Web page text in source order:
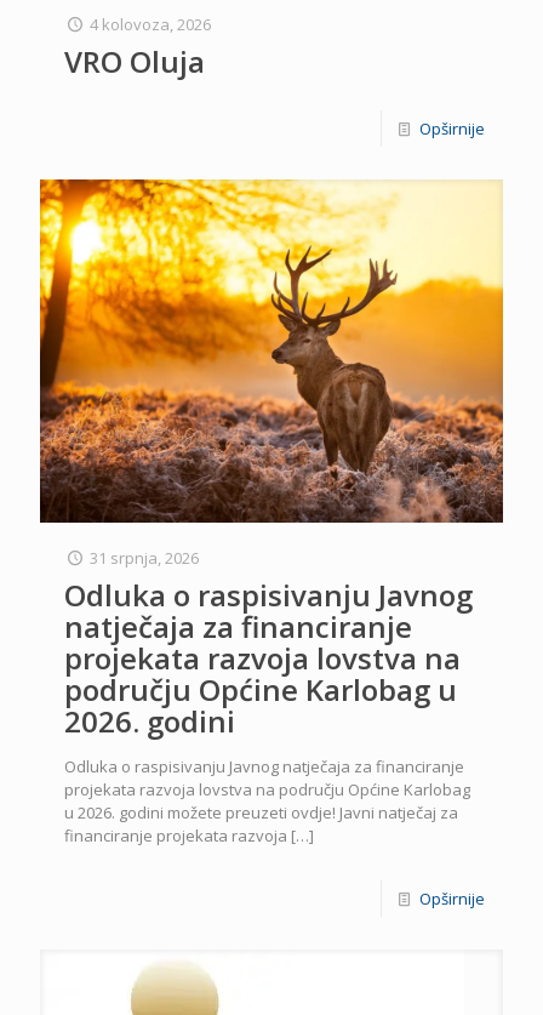
4 kolovoza, 2026
VRO Oluja
Opširnije
31 srpnja, 2026
Odluka o raspisivanju Javnog
natječaja za financiranje
projekata razvoja lovstva na
području Općine Karlobag u
2026. godini
Odluka o raspisivanju Javnog natječaja za financiranje
projekata razvoja lovstva na području Općine Karlobag
u 2026. godini možete preuzeti ovdje! Javni natječaj za
financiranje projekata razvoja […]
Opširnije